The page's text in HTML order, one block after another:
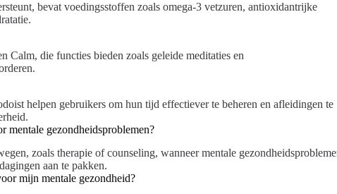
bevat voedingsstoffen zoals omega-3 vetzuren, antioxidantrijke
Calm, die functies bieden zoals geleide meditaties en
helpen gebruikers om hun tijd effectiever te beheren en afleidingen te
mentale gezondheidsproblemen?
zoals therapie of counseling, wanneer mentale
aan te pakken.
mijn mentale gezondheid?